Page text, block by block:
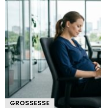
GROSSESSE